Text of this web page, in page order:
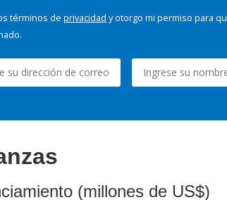
términos de privacidad y otorgo mi permiso para
(millones de US$)